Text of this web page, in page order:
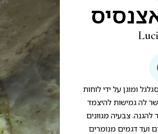
ומוגן על ידי לוחות
לה גמישות להיצמד
צבעיה מגוונים
ועד דגמים מנומרים